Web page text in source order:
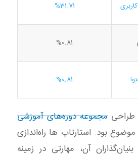
%31.71
%0.81
%0.81
طراحیمجموعه دوره‌های آموزشی
بود. استارتاپ ها راه‌اندازی
آن، مهارتی در زمینه